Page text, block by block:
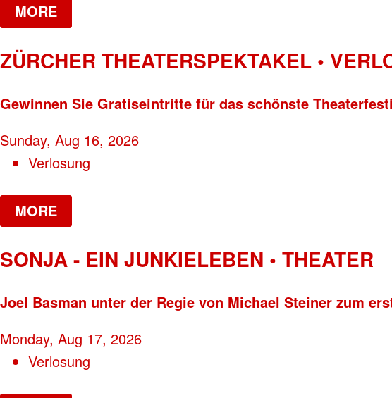
MORE
ZÜRCHER THEATERSPEKTAKEL •
Gewinnen Sie Gratiseintritte für das schönste
Sunday, Aug 16, 2026
Verlosung
MORE
SONJA - EIN JUNKIELEBEN • THEATER
Joel Basman unter der Regie von Michael Steiner zum
Monday, Aug 17, 2026
Verlosung